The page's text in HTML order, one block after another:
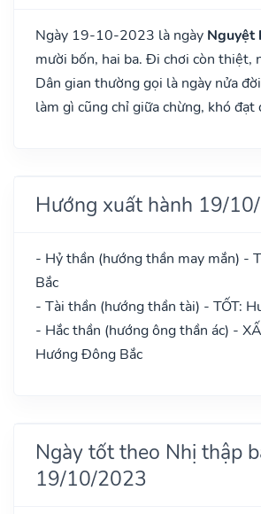
Ngày 19-10-2023 là ngày Nguyệt
mười bốn, hai ba. Đi chơi còn thiệt,
Dân gian thường gọi là ngày nửa
làm gì cũng chỉ giữa chừng, khó đạt
Hướng xuất hành 19/
- Hỷ thần (hướng thần may mắn) -
Bắc
- Tài thần (hướng thần tài) - TỐT:
- Hắc thần (hướng ông thần ác) -
Hướng Đông Bắc
Ngày tốt theo Nhị thập
19/10/2023